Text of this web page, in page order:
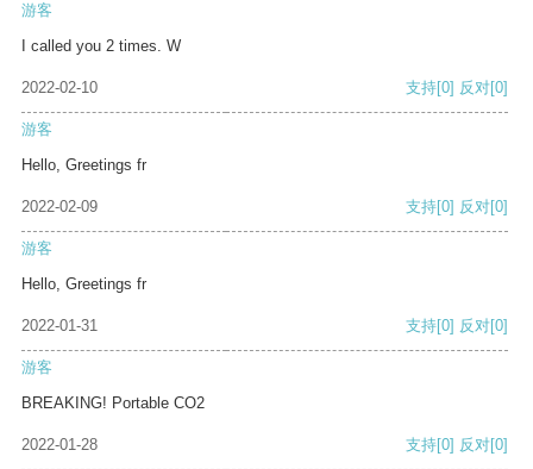
游客
I called you 2 times. W
2022-02-10 支持[0] 反对[0]
游客
Hello, Greetings fr
2022-02-09 支持[0] 反对[0]
游客
Hello, Greetings fr
2022-01-31 支持[0] 反对[0]
游客
BREAKING! Portable CO2
2022-01-28 支持[0] 反对[0]